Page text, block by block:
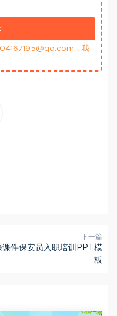
，我
下一篇
课件保安员入职培训PPT模
板